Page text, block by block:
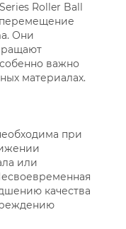
Roller Ball
Они
важно
материалах.
при
или
качества